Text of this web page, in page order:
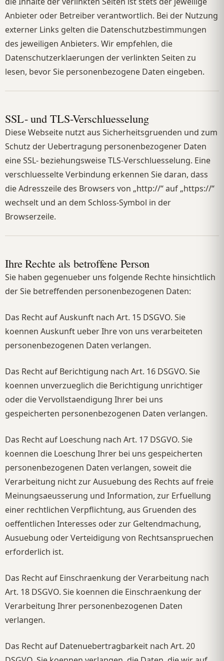
Anbieter oder Betreiber verantwortlich. Bei der Nutzung
externer Links gelten die Datenschutzbestimmungen
des jeweiligen Anbieters. Wir empfehlen, die
Datenschutzerklaerungen der verlinkten Seiten zu
lesen, bevor Sie personenbezogene Daten eingeben.
SSL- und TLS-Verschluesselung
Diese Webseite nutzt aus Sicherheitsgruenden und zum
Schutz der Uebertragung personenbezogener Daten
eine SSL- beziehungsweise TLS-Verschluesselung. Eine
verschluesselte Verbindung erkennen Sie daran, dass
die Adresszeile des Browsers von „http://“ auf „https://“
wechselt und an dem Schloss-Symbol in der
Browserzeile.
Ihre Rechte als betroffene Person
Sie haben gegenueber uns folgende Rechte hinsichtlich
der Sie betreffenden personenbezogenen Daten:
Das Recht auf Auskunft nach Art. 15 DSGVO. Sie
koennen Auskunft ueber Ihre von uns verarbeiteten
personenbezogenen Daten verlangen.
Das Recht auf Berichtigung nach Art. 16 DSGVO. Sie
koennen unverzueglich die Berichtigung unrichtiger
oder die Vervollstaendigung Ihrer bei uns
gespeicherten personenbezogenen Daten verlangen.
Das Recht auf Loeschung nach Art. 17 DSGVO. Sie
koennen die Loeschung Ihrer bei uns gespeicherten
personenbezogenen Daten verlangen, soweit die
Verarbeitung nicht zur Ausuebung des Rechts auf freie
Meinungsaeusserung und Information, zur Erfuellung
einer rechtlichen Verpflichtung, aus Gruenden des
oeffentlichen Interesses oder zur Geltendmachung,
Ausuebung oder Verteidigung von Rechtsanspruechen
erforderlich ist.
Das Recht auf Einschraenkung der Verarbeitung nach
Art. 18 DSGVO. Sie koennen die Einschraenkung der
Verarbeitung Ihrer personenbezogenen Daten
verlangen.
Das Recht auf Datenuebertragbarkeit nach Art. 20